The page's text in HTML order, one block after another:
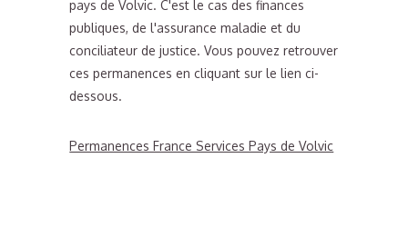
pays de Volvic. C'est le cas des finances
publiques, de l'assurance maladie et du
conciliateur de justice. Vous pouvez retrouver
ces permanences en cliquant sur le lien ci-
dessous.
Permanences France Services Pays de Volvic